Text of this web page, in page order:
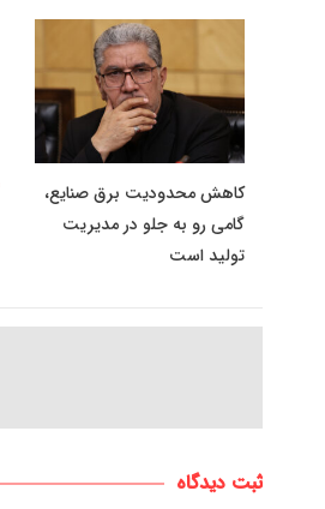
کاهش محدودیت برق صنایع،
گامی رو به جلو در مدیریت
تولید است
ثبت دیدگاه